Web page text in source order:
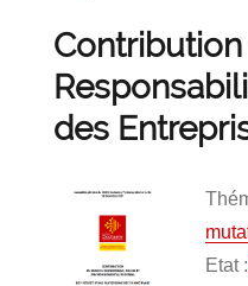
Contribution
des
Etat :